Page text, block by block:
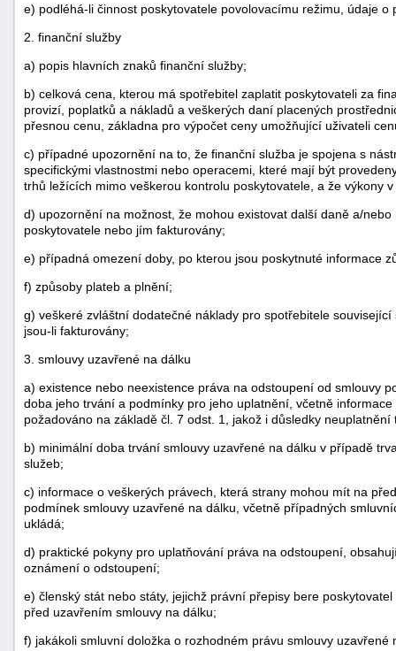
e) podléhá-li činnost poskytovatele povolovacímu režimu, údaje o
2. finanční služby
a) popis hlavních znaků finanční služby;
b) celková cena, kterou má spotřebitel zaplatit poskytovateli za
provizí, poplatků a nákladů a veškerých daní placených
přesnou cenu, základna pro výpočet ceny umožňující uživateli
c) případné upozornění na to, že finanční služba je spojena s
specifickými vlastnostmi nebo operacemi, které mají být
trhů ležících mimo veškerou kontrolu poskytovatele, a že výkony
d) upozornění na možnost, že mohou existovat další daně a/
poskytovatele nebo jím fakturovány;
e) případná omezení doby, po kterou jsou poskytnuté informace
f) způsoby plateb a plnění;
g) veškeré zvláštní dodatečné náklady pro spotřebitele
jsou-li fakturovány;
3. smlouvy uzavřené na dálku
a) existence nebo neexistence práva na odstoupení od smlouvy
doba jeho trvání a podmínky pro jeho uplatnění, včetně
požadováno na základě čl. 7 odst. 1, jakož i důsledky neuplatnění
b) minimální doba trvání smlouvy uzavřené na dálku v případě
služeb;
c) informace o veškerých právech, která strany mohou mít na
podmínek smlouvy uzavřené na dálku, včetně případných
ukládá;
d) praktické pokyny pro uplatňování práva na odstoupení,
oznámení o odstoupení;
e) členský stát nebo státy, jejichž právní přepisy bere
před uzavřením smlouvy na dálku;
f) jakákoli smluvní doložka o rozhodném právu smlouvy